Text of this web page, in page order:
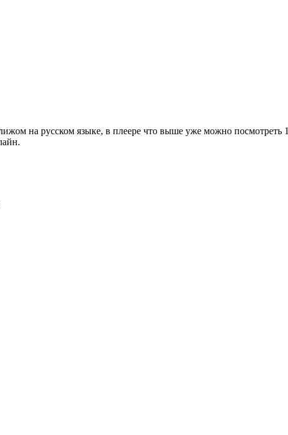
на русском языке, в плеере что выше уже можно посмотреть